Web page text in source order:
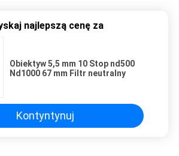
najlepszą cenę za
Obiektyw 5,5 mm 10 Stop nd500
Nd1000 67 mm Filtr neutralny
Kontyntynuj